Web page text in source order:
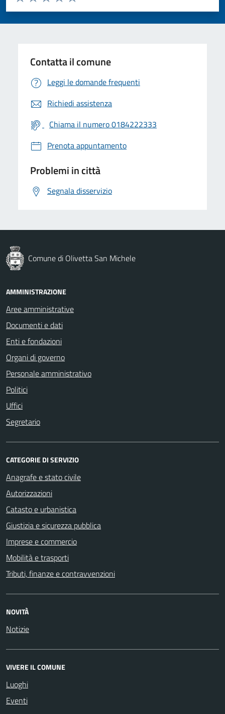
Valuta 5 stelle su 5
Valuta 4 stelle su 5
Valuta 3 stelle su 5
Valuta 2 stelle su 5
Valuta 1 stelle su 5
Contatta il comune
Leggi le domande frequenti
Richiedi assistenza
Chiama il numero 0184222333
Prenota appuntamento
Problemi in città
Segnala disservizio
Comune di Olivetta San Michele
AMMINISTRAZIONE
Aree amministrative
Documenti e dati
Enti e fondazioni
Organi di governo
Personale amministrativo
Politici
Uffici
Segretario
CATEGORIE DI SERVIZIO
Anagrafe e stato civile
Autorizzazioni
Catasto e urbanistica
Giustizia e sicurezza pubblica
Imprese e commercio
Mobilità e trasporti
Tributi, finanze e contravvenzioni
NOVITÀ
Notizie
VIVERE IL COMUNE
Luoghi
Eventi